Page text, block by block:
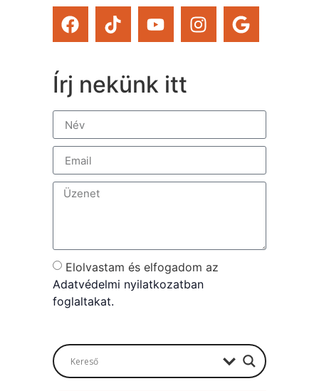
Írj nekünk itt
Elolvastam és elfogadom az
Adatvédelmi nyilatkozatban
foglaltakat.